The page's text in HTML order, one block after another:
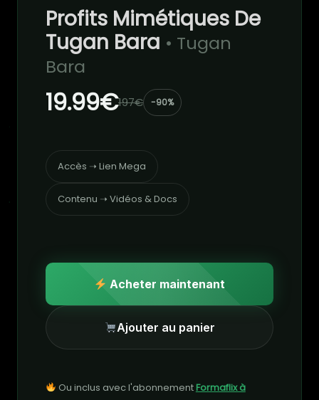
Profits Mimétiques De
Tugan Bara • Tugan
Bara
19.99€197€ -90%
Accès ➝ Lien Mega
Contenu ➝ Vidéos & Docs
Acheter maintenant
Ajouter au panier
Ou inclus avec l'abonnementFormaflix à